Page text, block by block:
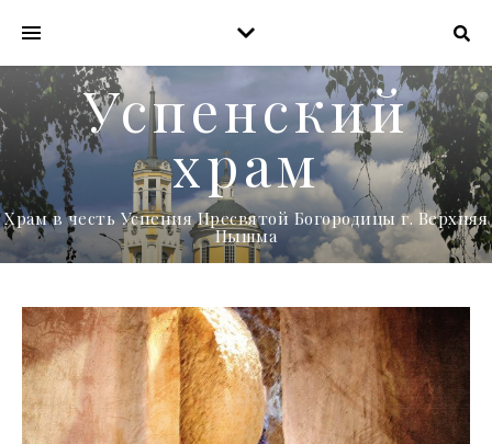
Успенский
храм
Храм в честь Успения Пресвятой Богородицы г. Верхняя
Пышма